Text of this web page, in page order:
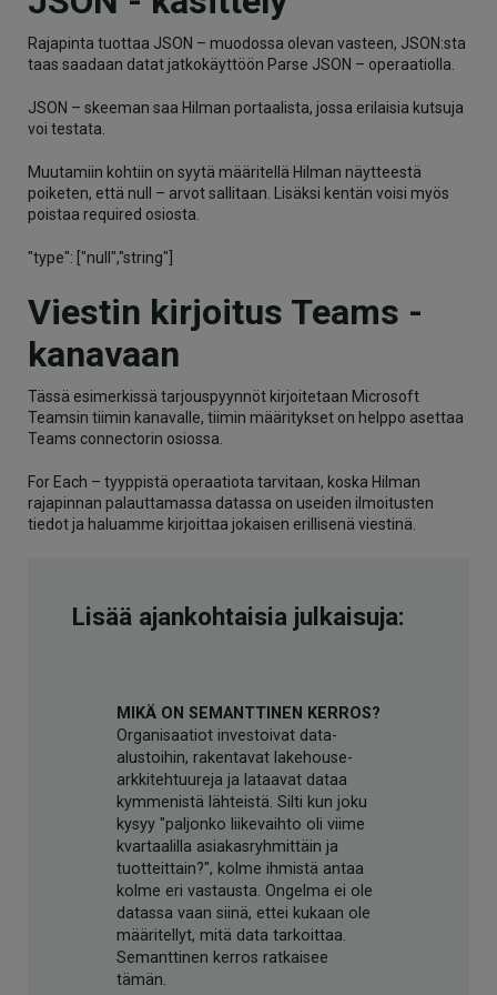
Rajapinta tuottaa JSON – muodossa olevan vasteen, JSON:sta
taas saadaan datat jatkokäyttöön Parse JSON – operaatiolla.
JSON – skeeman saa Hilman portaalista, jossa erilaisia kutsuja
voi testata.
Muutamiin kohtiin on syytä määritellä Hilman näytteestä
poiketen, että null – arvot sallitaan. Lisäksi kentän voisi myös
poistaa required osiosta.
"type": ["null","string"]
Viestin kirjoitus Teams -
kanavaan
Tässä esimerkissä tarjouspyynnöt kirjoitetaan Microsoft
Teamsin tiimin kanavalle, tiimin määritykset on helppo asettaa
Teams connectorin osiossa.
For Each – tyyppistä operaatiota tarvitaan, koska Hilman
rajapinnan palauttamassa datassa on useiden ilmoitusten
tiedot ja haluamme kirjoittaa jokaisen erillisenä viestinä.
Lisää ajankohtaisia julkaisuja:
MIKÄ ON SEMANTTINEN KERROS?
Organisaatiot investoivat data-
alustoihin, rakentavat lakehouse-
arkkitehtuureja ja lataavat dataa
kymmenistä lähteistä. Silti kun joku
kysyy "paljonko liikevaihto oli viime
kvartaalilla asiakasryhmittäin ja
tuotteittain?", kolme ihmistä antaa
kolme eri vastausta. Ongelma ei ole
datassa vaan siinä, ettei kukaan ole
määritellyt, mitä data tarkoittaa.
Semanttinen kerros ratkaisee
tämän.